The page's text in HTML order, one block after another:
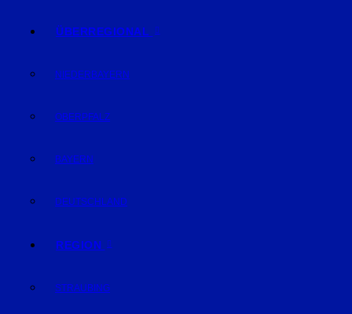
ÜBERREGIONAL
NIEDERBAYERN
OBERPFALZ
BAYERN
DEUTSCHLAND
REGION
STRAUBING